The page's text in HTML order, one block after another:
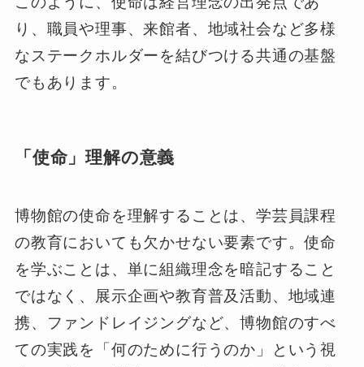
り、職員や理事、来館者、地域社会など多様
なステークホルダーを結びつける共通の基盤
でもあります。
「使命」理解の意義
博物館の使命を理解することは、学芸員課程
の教育においても欠かせない要素です。使命
を学ぶことは、単に組織理念を暗記すること
ではなく、展示企画や教育普及活動、地域連
携、ファンドレイジングなど、博物館のすべ
ての実践を「何のために行うのか」という視